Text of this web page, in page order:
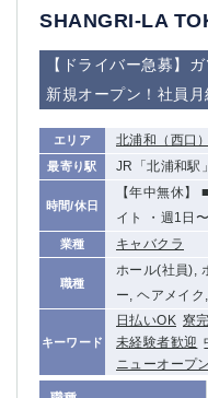
SHANGRI-LA
【ドライバー急募】
新規オープン！社員
エリア 北浦和（西口）
最寄り駅 JR「北浦和駅
時間/休日
【年中無休】
イト ・週1日
業種 キャバクラ
職種
ホール(社員),
ー, ヘアメイ
キーワード
日払いOK 寮
未経験者歓迎
ニューオープン